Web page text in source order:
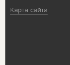
Карта сайта